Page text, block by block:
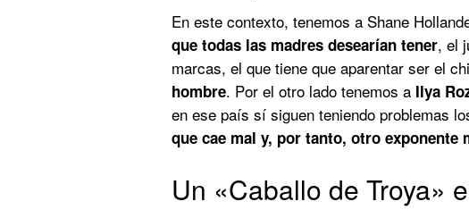
En este contexto, tenemos a Shane
que todas las madres desearían tener, el
marcas, el que tiene que aparentar ser el
hombre. Por el otro lado tenemos a Ilya
en ese país sí siguen teniendo problemas
que cae mal y, por tanto, otro exponente
Un «Caballo de Troya»